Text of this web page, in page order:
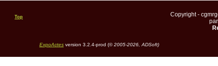
Top
Copyright -
ExpoActesversion 3.2.4-prod (©2005-2026, ADSoft)